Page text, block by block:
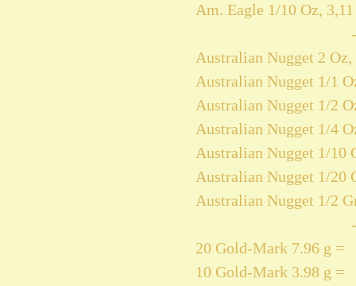
Am. Eagle 1/10 Oz,
Australian Nugget 2
Australian Nugget 1/1
Australian Nugget 1/2
Australian Nugget 1/4
Australian Nugget 1/10
Australian Nugget 1/20
Australian Nugget 1/2
20 Gold-Mark 7.96 g =
10 Gold-Mark 3.98 g =